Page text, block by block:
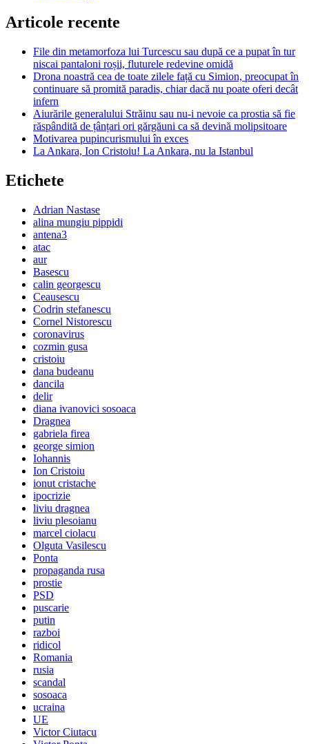
Articole recente
File din metamorfoza lui Turcescu sau după ce a pupat în tur
niscai pantaloni roșii, fluturele redevine omidă
Drona noastră cea de toate zilele față cu Simion, preocupat în
continuare să promită paradis, chiar dacă nu poate oferi decât
infern
Aiurările generalului Străinu sau nu-i nevoie ca prostia să fie
răspândită de țânțari ori gărgăuni ca să devină molipsitoare
Motivarea pupincurismului în exces
La Ankara, Ion Cristoiu! La Ankara, nu la Istanbul
Etichete
Adrian Nastase
alina mungiu pippidi
antena3
atac
aur
Basescu
calin georgescu
Ceausescu
Codrin stefanescu
Cornel Nistorescu
coronavirus
cozmin gusa
cristoiu
dana budeanu
dancila
delir
diana ivanovici sosoaca
Dragnea
gabriela firea
george simion
Iohannis
Ion Cristoiu
ionut cristache
ipocrizie
liviu dragnea
liviu plesoianu
marcel ciolacu
Olguta Vasilescu
Ponta
propaganda rusa
prostie
PSD
puscarie
putin
razboi
ridicol
Romania
rusia
scandal
sosoaca
ucraina
UE
Victor Ciutacu